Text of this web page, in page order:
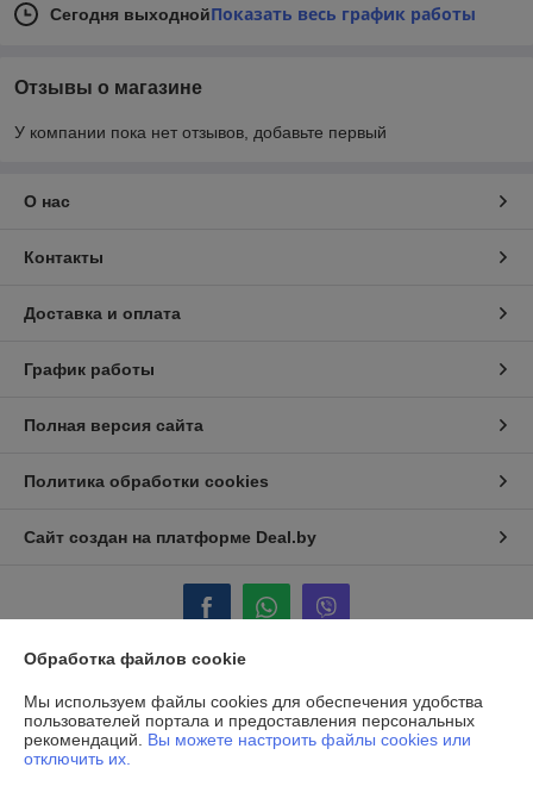
Сегодня выходнойПоказать весь график работы
Отзывы о магазине
У компании пока нет отзывов, добавьте первый
О нас
Контакты
Доставка и оплата
График работы
Полная версия сайта
Политика обработки cookies
Сайт создан на платформе Deal.by
Информация для покупателя
Юридическое лицо: ООО "Полиграфические машины"
г. Минск, ул. Аэродромная, д. 125, пом. 26
Обработка файлов cookie
Мы используем файлы cookies для обеспечения удобства
пользователей портала и предоставления персональных
рекомендаций. Вы можете настроить файлы cookies или
отключить их.